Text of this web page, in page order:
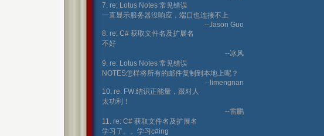
7. re: Lotus Notes 常见错误
一直显示服务器没响应，端口也连接不上
--Jason Guo
8. re: C# 获取文件名及扩展名
不好
--冰风
9. re: Lotus Notes 常见错误
NOTES怎样将所有的邮件复制到本地上呢？
--limengnan
10. re: FW:结识正能量，跟对人
太功利！
--雷鹏
11. re: C# 获取文件名及扩展名
学习了。。学习c#ing